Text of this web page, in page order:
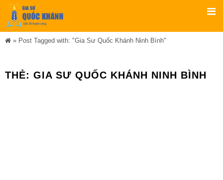
» Post Tagged with: "Gia Sư Quốc Khánh Ninh Bình"
THẺ: GIA SƯ QUỐC KHÁNH NINH BÌNH